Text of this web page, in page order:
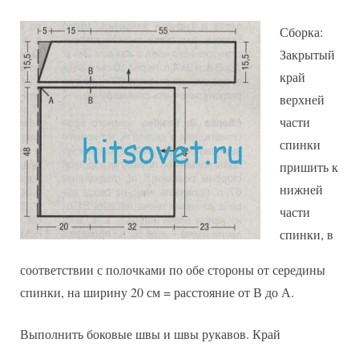
Сборка:
Закрытый
край
верхней
части
спинки
пришить к
нижней
части
спинки, в
соответствии с полочками по обе стороны от середины
спинки, на ширину 20 см = расстояние от В до А.
Выполнить боковые швы и швы рукавов. Край